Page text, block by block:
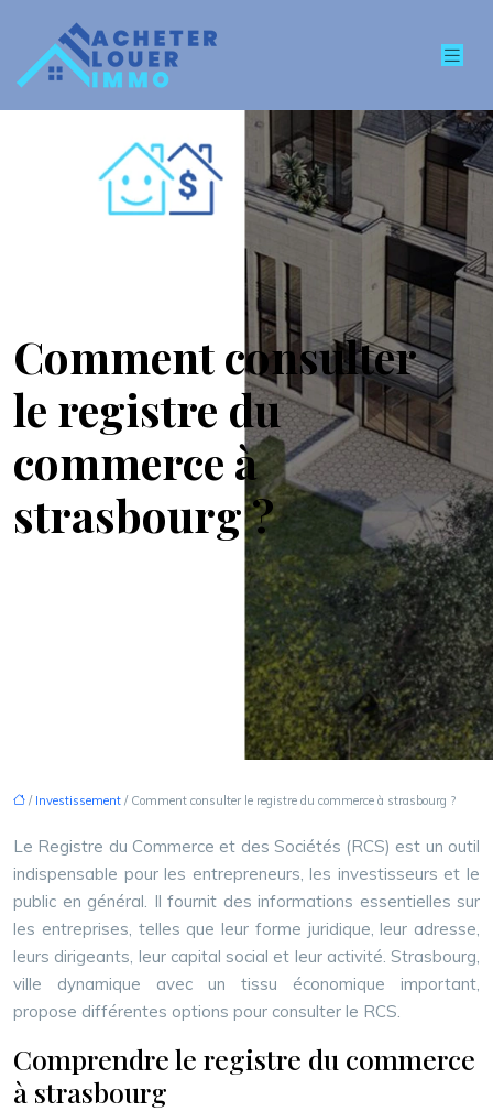
Comment consulter
le registre du
commerce à
strasbourg ?
/ Investissement / Comment consulter le registre du commerce à strasbourg ?
Le Registre du Commerce et des Sociétés (RCS) est un outil
indispensable pour les entrepreneurs, les investisseurs et le
public en général. Il fournit des informations essentielles sur
les entreprises, telles que leur forme juridique, leur adresse,
leurs dirigeants, leur capital social et leur activité. Strasbourg,
ville dynamique avec un tissu économique important,
propose différentes options pour consulter le RCS.
Comprendre le registre du commerce
à strasbourg